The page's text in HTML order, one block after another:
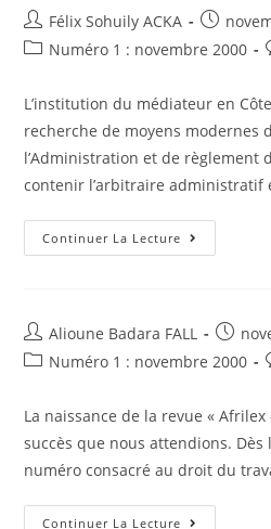
D’un
Principe
Pour
La
Juridique
Et
L’État
De
Droit
En
Afrique
Auteur/autrice
de
Félix Sohuily ACKA
Post
PostNuméro 1 : novembre 2000
L’institution du médiateur en
recherche de moyens modernes
l’Administration et de règlement
contenir l’arbitraire administratif
Continuer La Lecture Un
Médiateur
:
L’organe
Présidentiel
Médiation
Auteur/autrice
de
Alioune Badara FALL
Post
PostNuméro 1 : novembre 2000
La naissance de la revue « Afrilex
succès que nous attendions.
numéro consacré au droit du
Continuer La Lecture N°